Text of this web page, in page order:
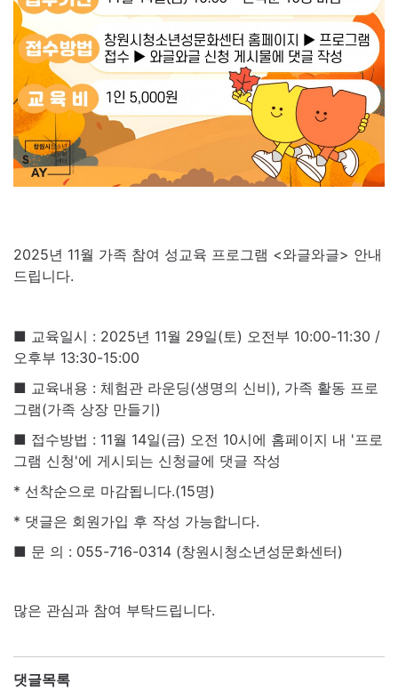
2025년 11월 가족 참여 성교육 프로그램 <와글와글> 안내
드립니다.
■ 교육일시 : 2025년 11월 29일(토) 오전부 10:00-11:30 /
오후부 13:30-15:00
■ 교육내용 : 체험관 라운딩(생명의 신비), 가족 활동 프로
그램(가족 상장 만들기)
■ 접수방법 : 11월 14일(금) 오전 10시에 홈페이지 내 '프로
그램 신청'에 게시되는 신청글에 댓글 작성
* 선착순으로 마감됩니다.(15명)
* 댓글은 회원가입 후 작성 가능합니다.
■ 문 의 : 055-716-0314 (창원시청소년성문화센터)
많은 관심과 참여 부탁드립니다.
댓글목록